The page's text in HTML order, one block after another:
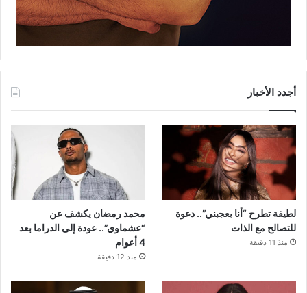
أجدد الأخبار
لطيفة تطرح “أنا بعجبني”.. دعوة
للتصالح مع الذات
منذ 11 دقيقة
محمد رمضان يكشف عن
“عشماوي”.. عودة إلى الدراما بعد
4 أعوام
منذ 12 دقيقة